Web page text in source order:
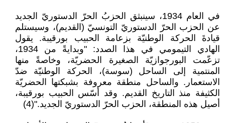
في العام 1934، سينبثق الحزبُ الحرّ الدستوريّ الجديد
عن الحزب الحرّ الدستوريّ التونسيّ (القديم)، وسيستلم
قيادةَ الحركة الوطنيّة بزعامة الحبيب بورقيبة. يقول
الهادي التيمومي في هذا الصدد: "وبدايةً من 1934،
تزعّمت البورجوازيّة الصغيرة الحضريّة، وخاصةً منها
المنتمية إلى الساحل (سوسة)، الحركة الوطنيّة ضدّ
الاستعمار. والساحل منطقة معروفة بشبكتها الحضريّة
الكثيفة منذ التاريخ القديم. وقد أسّس الحبيب بورقيبة،
أصيل هذه المنطقة، الحزب الحرّ الدستوريّ الجديد."(4)